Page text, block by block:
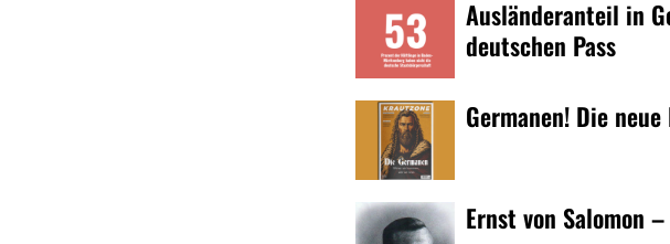
Ausländeranteil in
deutschen Pass
Germanen! Die neue
Ernst von Salomon